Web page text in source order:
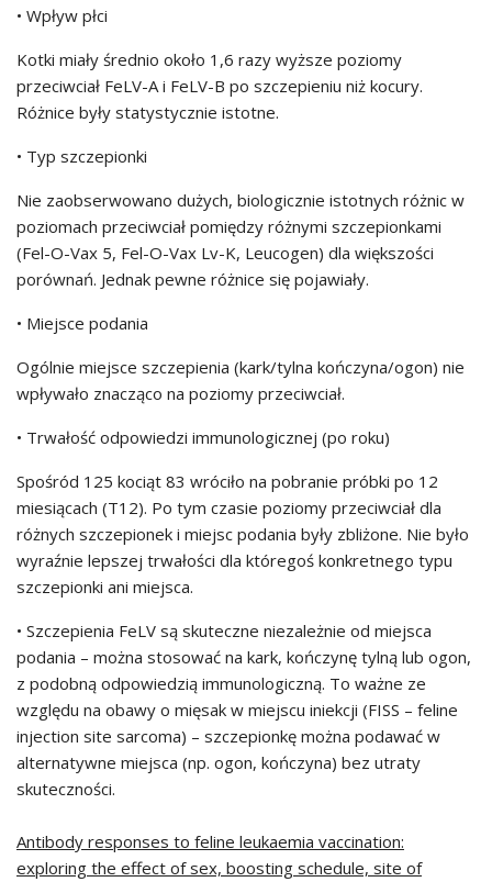
• Wpływ płci
Kotki miały średnio około 1,6 razy wyższe poziomy
przeciwciał FeLV-A i FeLV-B po szczepieniu niż kocury.
Różnice były statystycznie istotne.
• Typ szczepionki
Nie zaobserwowano dużych, biologicznie istotnych różnic w
poziomach przeciwciał pomiędzy różnymi szczepionkami
(Fel-O-Vax 5, Fel-O-Vax Lv-K, Leucogen) dla większości
porównań. Jednak pewne różnice się pojawiały.
• Miejsce podania
Ogólnie miejsce szczepienia (kark/tylna kończyna/ogon) nie
wpływało znacząco na poziomy przeciwciał.
• Trwałość odpowiedzi immunologicznej (po roku)
Spośród 125 kociąt 83 wróciło na pobranie próbki po 12
miesiącach (T12). Po tym czasie poziomy przeciwciał dla
różnych szczepionek i miejsc podania były zbliżone. Nie było
wyraźnie lepszej trwałości dla któregoś konkretnego typu
szczepionki ani miejsca.
• Szczepienia FeLV są skuteczne niezależnie od miejsca
podania – można stosować na kark, kończynę tylną lub ogon,
z podobną odpowiedzią immunologiczną. To ważne ze
względu na obawy o mięsak w miejscu iniekcji (FISS – feline
injection site sarcoma) – szczepionkę można podawać w
alternatywne miejsca (np. ogon, kończyna) bez utraty
skuteczności.
Antibody responses to feline leukaemia vaccination:
exploring the effect of sex, boosting schedule, site of